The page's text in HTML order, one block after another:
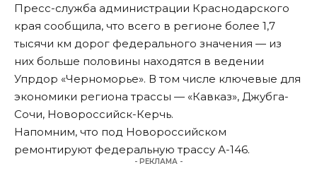
Пресс-служба администрации Краснодарского
края сообщила, что всего в регионе более 1,7
тысячи км дорог федерального значения — из
них больше половины находятся в ведении
Упрдор «Черноморье». В том числе ключевые для
экономики региона трассы — «Кавказ», Джубга-
Сочи, Новороссийск-Керчь.
Напомним, что под Новороссийском
ремонтируют федеральную трассу А-146.
- РЕКЛАМА -